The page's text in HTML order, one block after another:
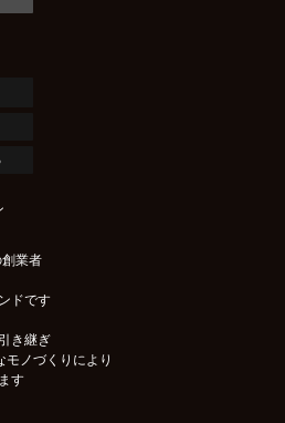
業者
ドです
き継ぎ
モノづくりにより
す